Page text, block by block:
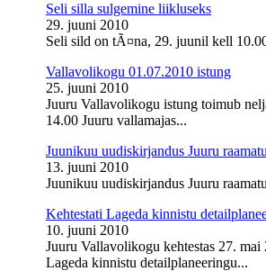
Seli silla sulgemine liikluseks
29. juuni 2010
Seli sild on tÃ¤na, 29. juunil kell
Vallavolikogu 01.07.2010 istung
25. juuni 2010
Juuru Vallavolikogu istung toimub
14.00 Juuru vallamajas...
Juunikuu uudiskirjandus Juuru
13. juuni 2010
Juunikuu uudiskirjandus Juuru
Kehtestati Lageda kinnistu
10. juuni 2010
Juuru Vallavolikogu kehtestas 27.
Lageda kinnistu detailplaneeringu...